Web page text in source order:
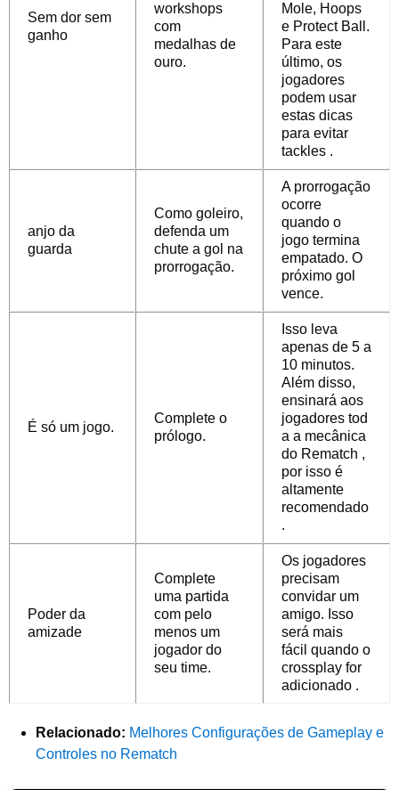
Sem dor sem
ganho
workshops
com
medalhas de
ouro.
Mole, Hoops
e Protect Ball.
Para este
último, os
jogadores
podem usar
estas dicas
para evitar
tackles .
anjo da
guarda
Como goleiro,
defenda um
chute a gol na
prorrogação.
A prorrogação
ocorre
quando o
jogo termina
empatado. O
próximo gol
vence.
É só um jogo.
Complete o
prólogo.
Isso leva
apenas de 5 a
10 minutos.
Além disso,
ensinará aos
jogadores tod
a a mecânica
do Rematch ,
por isso é
altamente
recomendado
.
Poder da
amizade
Complete
uma partida
com pelo
menos um
jogador do
seu time.
Os jogadores
precisam
convidar um
amigo. Isso
será mais
fácil quando o
crossplay for
adicionado .
Relacionado: Melhores Configurações de Gameplay e
Controles no Rematch